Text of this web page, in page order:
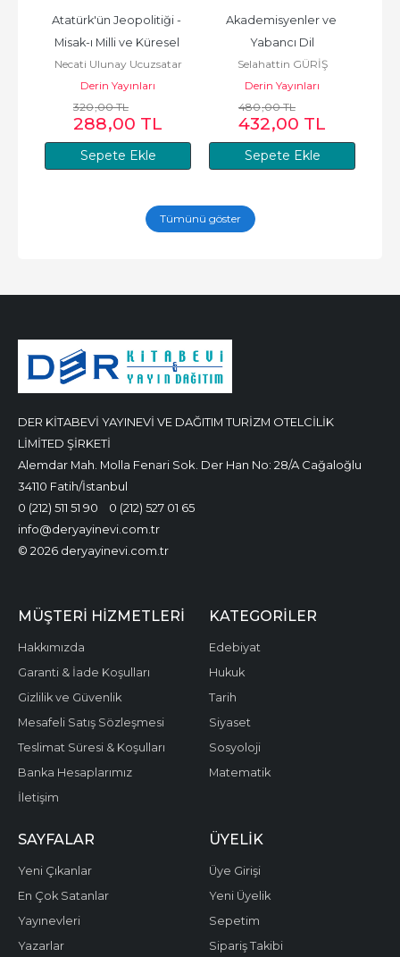
Sepete Ekle
Atatürk'ün Jeopolitiği -
Misak-ı Milli ve Küresel
Emperyalizm
Necati Ulunay Ucuzsatar
Derin Yayınları
320,00TL
288,00 TL
Sepete Ekle
Akademisyenler ve
Yabancı Dil
Selahattin GÜRİŞ
Derin Yayınları
480,00TL
432,00 TL
Tümünü göster
DER KİTABEVİ YAYINEVİ VE DAĞITIM TURİZM OTELCİLİK
LİMİTED ŞİRKETİ
Alemdar Mah. Molla Fenari Sok. Der Han No: 28/A Cağaloğlu
34110 Fatih/İstanbul
0 (212) 511 51 90
0 (212) 527 01 65
info@deryayinevi.com.tr
© 2026 deryayinevi.com.tr
MÜŞTERI HIZMETLERI
Hakkımızda
Garanti & İade Koşulları
Gizlilik ve Güvenlik
Mesafeli Satış Sözleşmesi
Teslimat Süresi & Koşulları
Banka Hesaplarımız
İletişim
KATEGORILER
Edebiyat
Hukuk
Tarih
Siyaset
Sosyoloji
Matematik
SAYFALAR
Yeni Çıkanlar
En Çok Satanlar
Yayınevleri
Yazarlar
ÜYELIK
Üye Girişi
Yeni Üyelik
Sepetim
Sipariş Takibi